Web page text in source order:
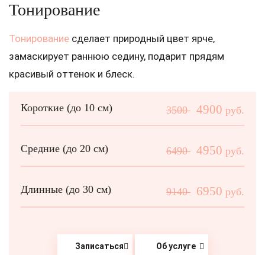
Тонирование
Тонирование сделает природный цвет ярче,
замаскирует раннюю седину, подарит прядям
красивый оттенок и блеск.
Короткие (до 10 см) 3500 4900 руб.
Средние (до 20 см) 6490 4950 руб.
Длинные (до 30 см) 9140 6950 руб.
Записаться Об услуге